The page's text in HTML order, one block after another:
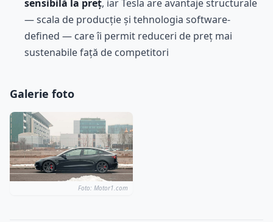
sensibilă la preț, iar Tesla are avantaje structurale
— scala de producție și tehnologia software-
defined — care îi permit reduceri de preț mai
sustenabile față de competitori
Galerie foto
Foto: Motor1.com